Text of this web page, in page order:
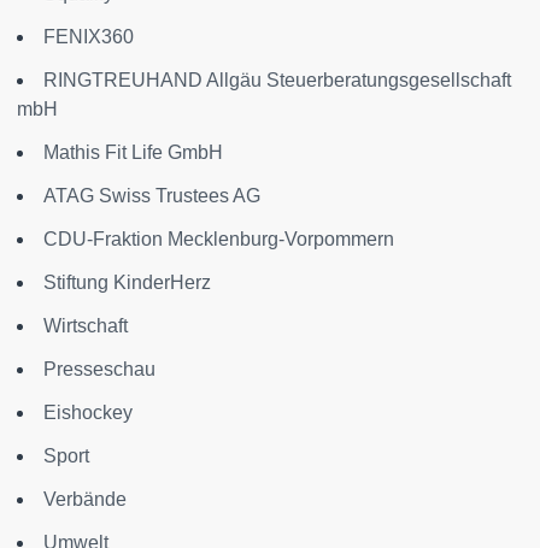
FENIX360
RINGTREUHAND Allgäu Steuerberatungsgesellschaft
mbH
Mathis Fit Life GmbH
ATAG Swiss Trustees AG
CDU-Fraktion Mecklenburg-Vorpommern
Stiftung KinderHerz
Wirtschaft
Presseschau
Eishockey
Sport
Verbände
Umwelt